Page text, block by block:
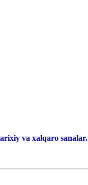
va xalqaro sanalar.